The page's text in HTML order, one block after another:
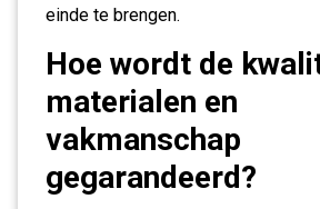
einde te brengen.
Hoe wordt de
materialen en
vakmanschap
gegarandeerd?